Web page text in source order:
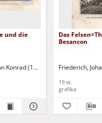
und die
Konrad (1789-1858)
Das
Besancon
Friederich,
19 w.
grafika